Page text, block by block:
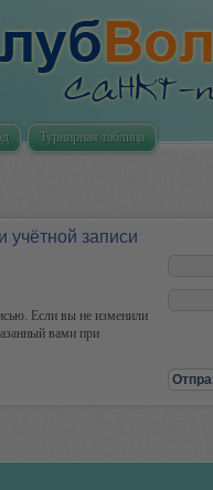
Турнирная таблица
учётной записи
Если вы не изменили
вами при